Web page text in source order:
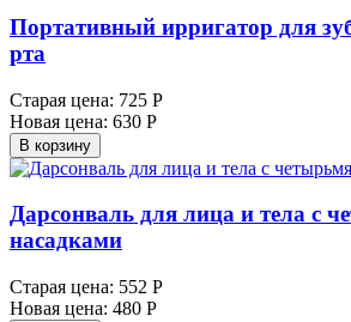
Портативный ирригатор для
рта
Старая цена: 725 Р
Новая цена: 630 Р
В корзину
Дарсонваль для лица и тела с
насадками
Старая цена: 552 Р
Новая цена: 480 Р